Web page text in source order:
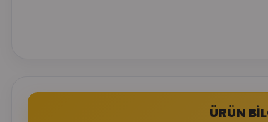
ÜRÜN